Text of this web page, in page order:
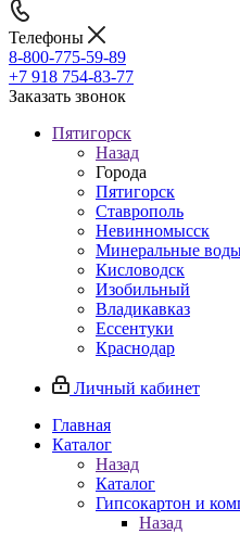
Телефоны
8-800-775-59-89
+7 918 754-83-77
Заказать звонок
Пятигорск
Назад
Города
Пятигорск
Ставрополь
Невинномысск
Минеральные
Кисловодск
Изобильный
Владикавказ
Ессентуки
Краснодар
Личный кабинет
Главная
Каталог
Назад
Каталог
Гипсокартон и
Назад